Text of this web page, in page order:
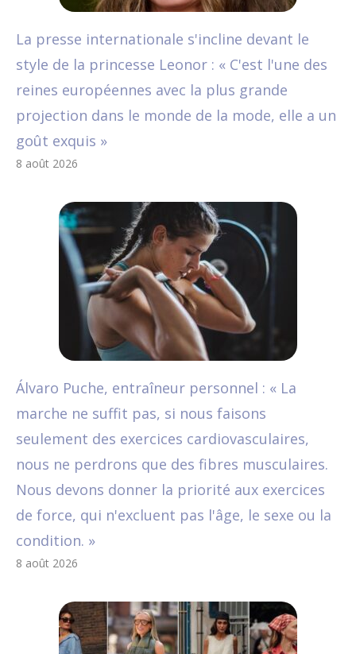
La presse internationale s'incline devant le
style de la princesse Leonor : « C'est l'une des
reines européennes avec la plus grande
projection dans le monde de la mode, elle a un
goût exquis »
8 août 2026
Álvaro Puche, entraîneur personnel : « La
marche ne suffit pas, si nous faisons
seulement des exercices cardiovasculaires,
nous ne perdrons que des fibres musculaires.
Nous devons donner la priorité aux exercices
de force, qui n'excluent pas l'âge, le sexe ou la
condition. »
8 août 2026